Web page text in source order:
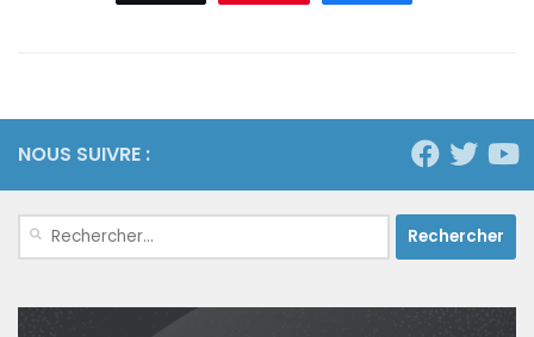
NOUS SUIVRE :
Rechercher :